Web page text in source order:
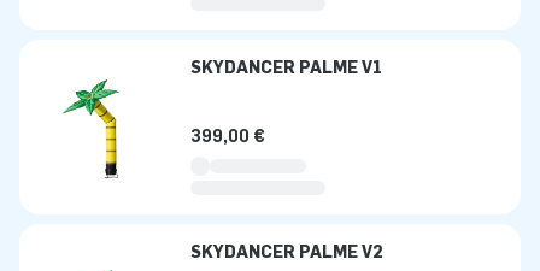
SKYDANCER PALME V1
399,00 €
SKYDANCER PALME V2